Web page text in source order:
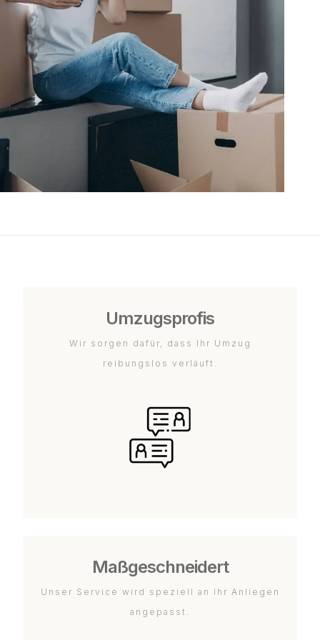
Umzugsprofis
Wir sorgen dafür, dass Ihr Umzug
reibungslos verläuft.
Maßgeschneidert
Unser Service wird speziell an Ihr Anliegen
angepasst.